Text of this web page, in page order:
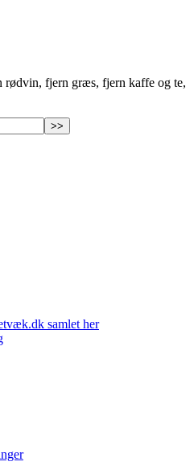
rødvin, fjern græs, fjern kaffe og te,
samlet her